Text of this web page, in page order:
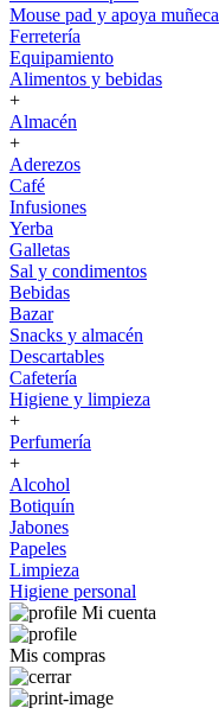
Mouse pad y apoya muñeca
Ferretería
Equipamiento
Alimentos y bebidas
+
Almacén
+
Aderezos
Café
Infusiones
Yerba
Galletas
Sal y condimentos
Bebidas
Bazar
Snacks y almacén
Descartables
Cafetería
Higiene y limpieza
+
Perfumería
+
Alcohol
Botiquín
Jabones
Papeles
Limpieza
Higiene personal
Mi cuenta
Mis compras